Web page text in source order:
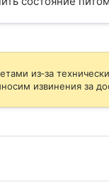
из‑за
извинения за